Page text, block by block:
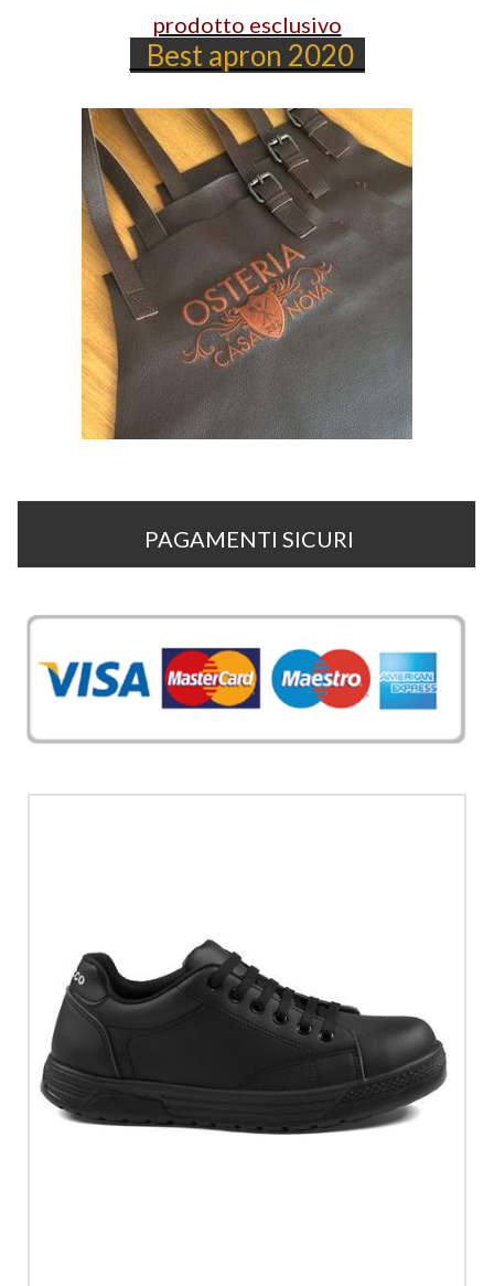
prodotto esclusivo
Best apron 2020
PAGAMENTI SICURI